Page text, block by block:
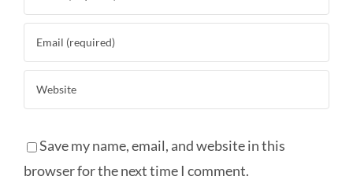
Save my name, email, and website in this
browser for the next time I comment.